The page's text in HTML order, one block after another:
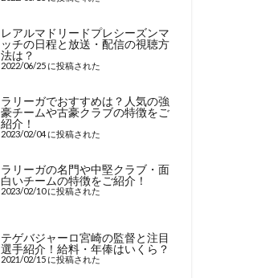
レアルマドリードプレシーズンマ
ッチの日程と放送・配信の視聴方
法は？
2022/06/25 に投稿された
ラリーガでおすすめは？人気の強
豪チームや古豪クラブの特徴をご
紹介！
2023/02/04 に投稿された
ラリーガの名門や中堅クラブ・面
白いチームの特徴をご紹介！
2023/02/10 に投稿された
テゲバジャーロ宮崎の監督と注目
選手紹介！給料・年俸はいくら？
2021/02/15 に投稿された